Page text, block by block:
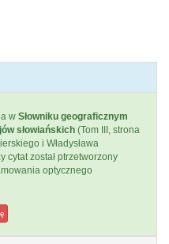
w Słowniku geograficznym
słowiańskich (Tom III, strona
i Władysława
cytat został ptrzetworzony
optycznego